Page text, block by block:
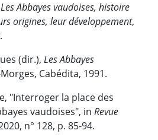
Les Abbayes vaudoises, histoire
origines, leur développement,
(dir.), Les Abbayes
Cabédita, 1991.
"Interroger la place des
vaudoises", in Revue
n° 128, p. 85-94.